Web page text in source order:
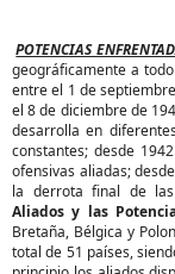
POTENCIAS
geográficamente a
entre el 1 de
el 8 de diciembre de
desarrolla en
constantes; desde
ofensivas aliadas;
la derrota final de
Aliados y las
Bretaña, Bélgica y
total de 51 países,